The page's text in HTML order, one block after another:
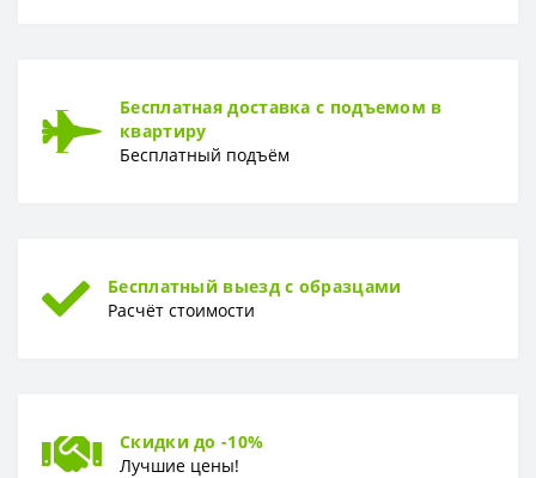
Раппорт
РУЛОН
Бесплатная доставка с подъемом в
квартиру
Бесплатный подъём
Бесплатный выезд с образцами
Расчёт стоимости
Скидки до -10%
Лучшие цены!